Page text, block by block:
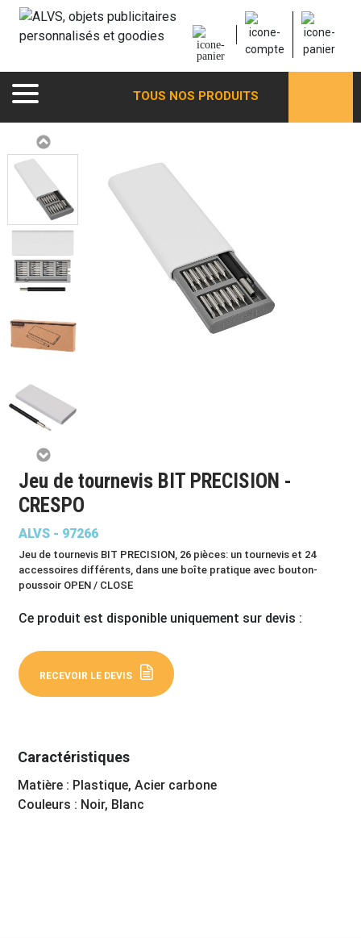
TOUS NOS PRODUITS
Jeu de tournevis BIT PRECISION -
CRESPO
ALVS - 97266
Jeu de tournevis BIT PRECISION, 26 pièces: un tournevis et 24
accessoires différents, dans une boîte pratique avec bouton-
poussoir OPEN / CLOSE
Ce produit est disponible uniquement sur devis :
RECEVOIR LE DEVIS
Caractéristiques
Matière : Plastique, Acier carbone
Couleurs : Noir, Blanc